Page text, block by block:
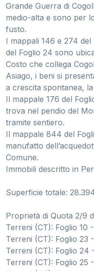
Grande Guerra di
medio-alta e sono per
fusto.
I mappali 146 e 274 del
del Foglio 24 sono
Costo che collega
Asiago, i beni si
a crescita spontanea,
Il mappale 176 del
trova nel pendio del
tramite sentiero.
Il mappale 844 del
manufatto
Comune.
Immobili descritto in
Superficie totale:
Proprietà di Quota 2/9
Terreni (CT): Foglio 10
Terreni (CT): Foglio 23
Terreni (CT): Foglio 24
Terreni (CT): Foglio 25